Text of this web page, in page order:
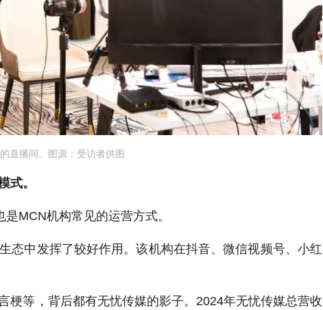
直播间。图源：受访者供图
式。
MCN机构常见的运营方式。
态中发挥了较好作用。该机构在抖音、微信视频号、小红
梗等，背后都有无忧传媒的影子。 2024年无忧传媒总营收